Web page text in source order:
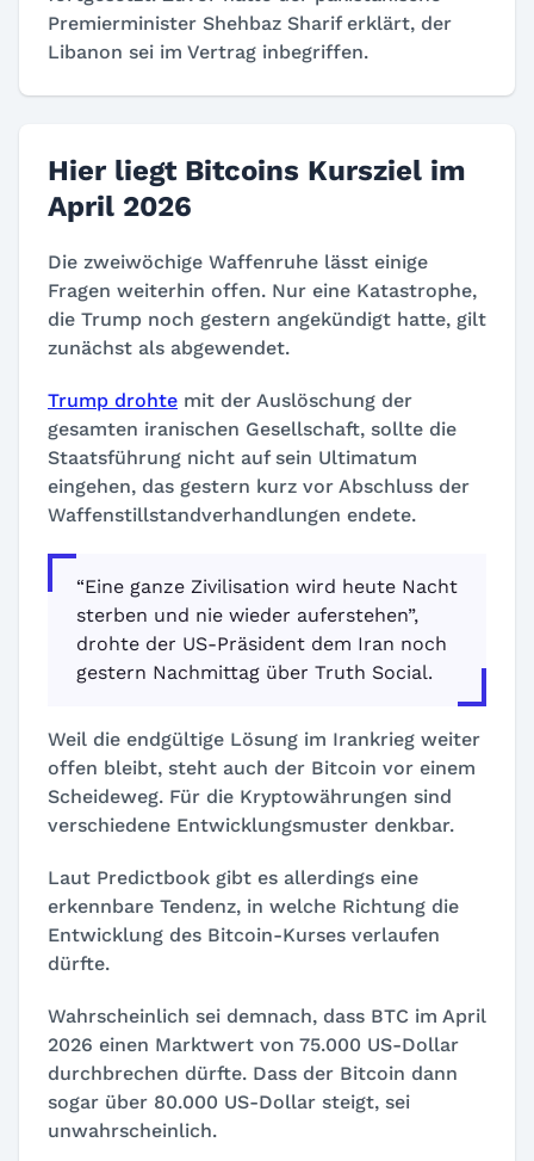
Premierminister Shehbaz Sharif erklärt, der
Libanon sei im Vertrag inbegriffen.
Hier liegt Bitcoins Kursziel im
April 2026
Die zweiwöchige Waffenruhe lässt einige
Fragen weiterhin offen. Nur eine Katastrophe,
die Trump noch gestern angekündigt hatte, gilt
zunächst als abgewendet.
Trump drohte mit der Auslöschung der
gesamten iranischen Gesellschaft, sollte die
Staatsführung nicht auf sein Ultimatum
eingehen, das gestern kurz vor Abschluss der
Waffenstillstandverhandlungen endete.
“Eine ganze Zivilisation wird heute Nacht
sterben und nie wieder auferstehen”,
drohte der US-Präsident dem Iran noch
gestern Nachmittag über Truth Social.
Weil die endgültige Lösung im Irankrieg weiter
offen bleibt, steht auch der Bitcoin vor einem
Scheideweg. Für die Kryptowährungen sind
verschiedene Entwicklungsmuster denkbar.
Laut Predictbook gibt es allerdings eine
erkennbare Tendenz, in welche Richtung die
Entwicklung des Bitcoin-Kurses verlaufen
dürfte.
Wahrscheinlich sei demnach, dass BTC im April
2026 einen Marktwert von 75.000 US-Dollar
durchbrechen dürfte. Dass der Bitcoin dann
sogar über 80.000 US-Dollar steigt, sei
unwahrscheinlich.